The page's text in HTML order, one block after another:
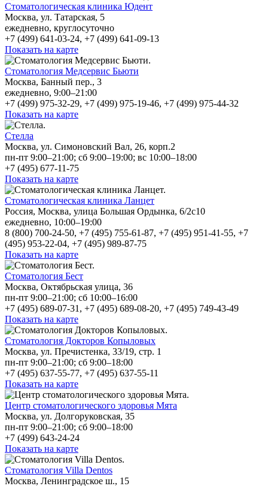
Стоматологическая клиника Юдент
Москва, ул. Татарская, 5
ежедневно, круглосуточно
+7 (499) 641-03-24, +7 (499) 641-09-13
Показать на карте
Стоматология Медсервис Бьюти
Москва, Банный пер., 3
ежедневно, 9:00–21:00
+7 (499) 975-32-29, +7 (499) 975-19-46, +7 (499) 975-44-32
Показать на карте
Стелла
Москва, ул. Симоновский Вал, 26, корп.2
пн-пт 9:00–21:00; сб 9:00–19:00; вс 10:00–18:00
+7 (495) 677-11-75
Показать на карте
Стоматологическая клиника Ланцет
Россия, Москва, улица Большая Ордынка, 6/2с10
ежедневно, 10:00–19:00
8 (800) 700-24-50, +7 (495) 755-61-87, +7 (495) 951-41-55, +7
(495) 953-22-04, +7 (495) 989-87-75
Показать на карте
Стоматология Бест
Москва, Октябрьская улица, 36
пн-пт 9:00–21:00; сб 10:00–16:00
+7 (495) 689-07-31, +7 (495) 689-08-20, +7 (495) 749-43-49
Показать на карте
Стоматология Докторов Копыловых
Москва, ул. Пречистенка, 33/19, стр. 1
пн-пт 9:00–21:00; сб 9:00–18:00
+7 (495) 637-55-77, +7 (495) 637-55-11
Показать на карте
Центр стоматологического здоровья Мята
Москва, ул. Долгоруковская, 35
пн-пт 9:00–21:00; сб 9:00–18:00
+7 (499) 643-24-24
Показать на карте
Стоматология Villa Dentos
Москва, Ленинградское ш., 15